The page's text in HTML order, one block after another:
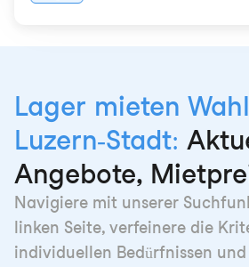
Lager mieten
Luzern-Stadt:
Angebote,
Navigiere mit unserer
linken Seite, verfeinere die
individuellen Bedürfnissen